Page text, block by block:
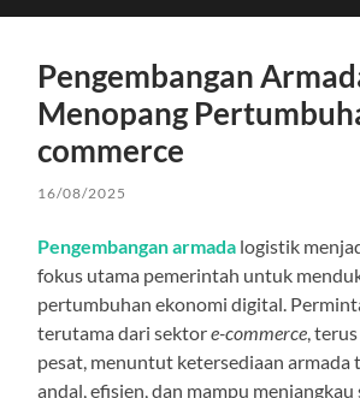
mobile
Pengembangan
Menopang
commerce
16/08/2025
Pengembangan armada logistik
fokus utama pemerintah untuk
pertumbuhan ekonomi digital.
terutama dari sektore-commerce,
pesat, menuntut ketersediaan armada
andal, efisien, dan mampu